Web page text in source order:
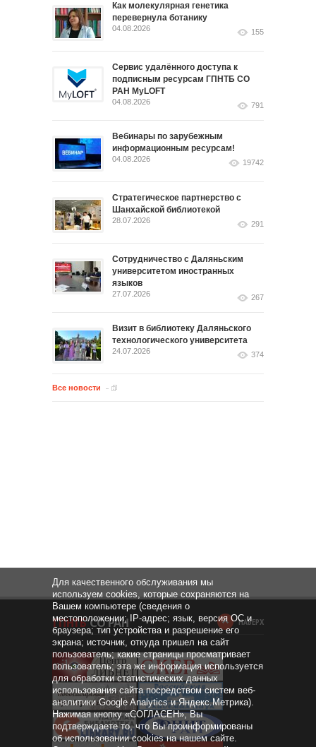
Как молекулярная генетика
перевернула ботанику
04.08.2026 155
Сервис удалённого доступа к
подписным ресурсам ГПНТБ СО
РАН MyLOFT
04.08.2026 791
Вебинары по зарубежным
информационным ресурсам!
04.08.2026 19742
Стратегическое партнерство с
Шанхайской библиотекой
28.07.2026 291
Сотрудничество с Даляньским
университетом иностранных
языков
27.07.2026 267
Визит в библиотеку Даляньского
технологического университета
24.07.2026 374
Все новости
НАВЕРХ
Для качественного обслуживания мы
используем cookies, которые сохраняются на
Вашем компьютере (сведения о
местоположении; IP-адрес; язык, версия ОС и
браузера; тип устройства и разрешение его
экрана; источник, откуда пришел на сайт
пользователь; какие страницы просматривает
пользователь; эта же информация используется
для обработки статистических данных
использования сайта посредством систем веб-
аналитики Google Analytics и Яндекс.Метрика).
Нажимая кнопку «СОГЛАСЕН», Вы
подтверждаете то, что Вы проинформированы
об использовании cookies на нашем сайте.